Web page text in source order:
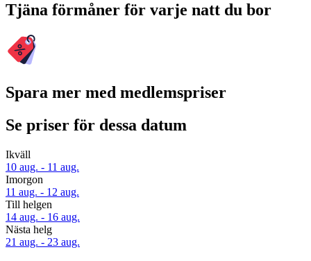
Tjäna förmåner för varje natt du bor
Spara mer med medlemspriser
Se priser för dessa datum
Ikväll
10 aug. - 11 aug.
Imorgon
11 aug. - 12 aug.
Till helgen
14 aug. - 16 aug.
Nästa helg
21 aug. - 23 aug.